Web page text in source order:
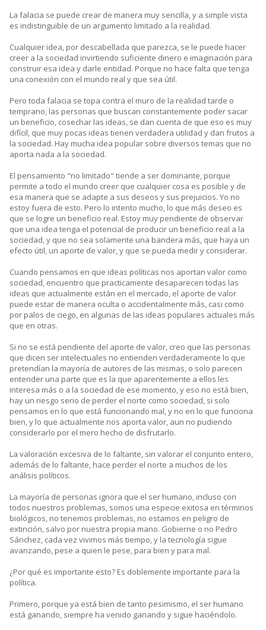
La falacia se puede crear de manera muy sencilla, y a simple vista
es indistinguible de un argumento limitado a la realidad.
Cualquier idea, por descabellada que parezca, se le puede hacer
creer a la sociedad invirtiendo suficiente dinero e imaginación para
construir esa idea y darle entidad. Porque no hace falta que tenga
una conexión con el mundo real y que sea útil.
Pero toda falacia se topa contra el muro de la realidad tarde o
temprano, las personas que buscan constantemente poder sacar
un beneficio, cosechar las ideas, se dan cuenta de que eso es muy
difícil, que muy pocas ideas tienen verdadera utilidad y dan frutos a
la sociedad. Hay mucha idea popular sobre diversos temas que no
aporta nada a la sociedad.
El pensamiento "no limitado" tiende a ser dominante, porque
permite a todo el mundo creer que cualquier cosa es posible y de
esa manera que se adapte a sus deseos y sus prejuicios. Yo no
estoy fuera de esto. Pero lo intento mucho, lo que más deseo es
que se logre un beneficio real. Estoy muy pendiente de observar
que una idea tenga el potencial de producir un beneficio real a la
sociedad, y que no sea solamente una bandera más, que haya un
efecto útil, un aporte de valor, y que se pueda medir y considerar.
Cuando pensamos en que ideas políticas nos aportan valor como
sociedad, encuentro que practicamente desaparecen todas las
ideas que actualmente están en el mercado, el aporte de valor
puede estar de manera oculta o accidentalmente más, casi como
por palos de ciego, en algunas de las ideas populares actuales más
que en otras.
Si no se está pendiente del aporte de valor, creo que las personas
que dicen ser intelectuales no entienden verdaderamente lo que
pretendían la mayoría de autores de las mismas, o solo parecen
entender una parte que es la que aparentemente a ellos les
interesa más o a la sociedad de ese momento, y eso no está bien,
hay un riesgo serio de perder el norte como sociedad, si solo
pensamos en lo que está funcionando mal, y no en lo que funciona
bien, y lo que actualmente nos aporta valor, aun no pudiendo
considerarlo por el mero hecho de disfrutarlo.
La valoración excesiva de lo faltante, sin valorar el conjunto entero,
además de lo faltante, hace perder el norte a muchos de los
análisis políticos.
La mayoría de personas ignora que el ser humano, incluso con
todos nuestros problemas, somos una especie exitosa en términos
biológicos, no tenemos problemas, no estamos en peligro de
extinción, salvo por nuestra propia mano. Gobierne o no Pedro
Sánchez, cada vez vivimos más tiempo, y la tecnología sigue
avanzando, pese a quien le pese, para bien y para mal.
¿Por qué es importante esto? Es doblemente importante para la
política.
Primero, porque ya está bien de tanto pesimismo, el ser humano
está ganando, siempre ha venido ganando y sigue haciéndolo.